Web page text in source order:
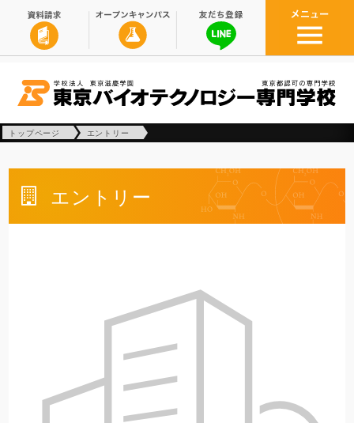
トップページ エントリー
エントリー